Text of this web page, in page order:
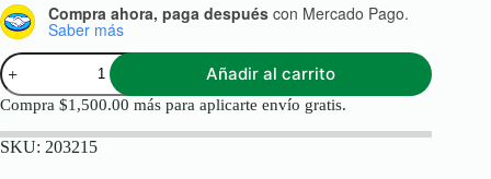
was:
$3,182.00.
is:
$2,760.00.
Compra ahora, paga después con Mercado Pago.
Saber más
Rm
Joe
15
Piezas
Gracián
cantidad
Añadir al carrito
Compra $1,500.00 más para aplicarte envío gratis.
SKU: 203215